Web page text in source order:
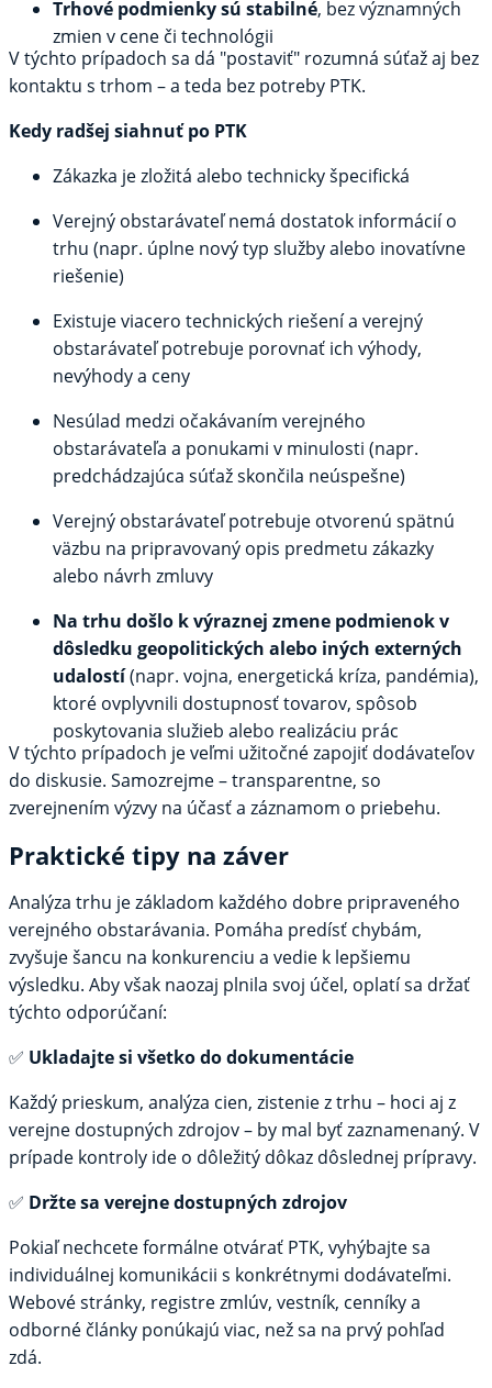
Trhové podmienky sú stabilné, bez významných
zmien v cene či technológii
V týchto prípadoch sa dá "postaviť" rozumná súťaž aj bez
kontaktu s trhom – a teda bez potreby PTK.
Kedy radšej siahnuť po PTK
Zákazka je zložitá alebo technicky špecifická
Verejný obstarávateľ nemá dostatok informácií o
trhu (napr. úplne nový typ služby alebo inovatívne
riešenie)
Existuje viacero technických riešení a verejný
obstarávateľ potrebuje porovnať ich výhody,
nevýhody a ceny
Nesúlad medzi očakávaním verejného
obstarávateľa a ponukami v minulosti (napr.
predchádzajúca súťaž skončila neúspešne)
Verejný obstarávateľ potrebuje otvorenú spätnú
väzbu na pripravovaný opis predmetu zákazky
alebo návrh zmluvy
Na trhu došlo k výraznej zmene podmienok v
dôsledku geopolitických alebo iných externých
udalostí(napr. vojna, energetická kríza, pandémia),
ktoré ovplyvnili dostupnosť tovarov, spôsob
poskytovania služieb alebo realizáciu prác
V týchto prípadoch je veľmi užitočné zapojiť dodávateľov
do diskusie. Samozrejme – transparentne, so
zverejnením výzvy na účasť a záznamom o priebehu.
Praktické tipy na záver
Analýza trhu je základom každého dobre pripraveného
verejného obstarávania. Pomáha predísť chybám,
zvyšuje šancu na konkurenciu a vedie k lepšiemu
výsledku. Aby však naozaj plnila svoj účel, oplatí sa držať
týchto odporúčaní:
✅ Ukladajte si všetko do dokumentácie
Každý prieskum, analýza cien, zistenie z trhu – hoci aj z
verejne dostupných zdrojov – by mal byť zaznamenaný. V
prípade kontroly ide o dôležitý dôkaz dôslednej prípravy.
✅ Držte sa verejne dostupných zdrojov
Pokiaľ nechcete formálne otvárať PTK, vyhýbajte sa
individuálnej komunikácii s konkrétnymi dodávateľmi.
Webové stránky, registre zmlúv, vestník, cenníky a
odborné články ponúkajú viac, než sa na prvý pohľad
zdá.